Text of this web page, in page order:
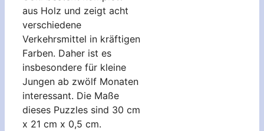
aus Holz und zeigt acht
verschiedene
Verkehrsmittel in kräftigen
Farben. Daher ist es
insbesondere für kleine
Jungen ab zwölf Monaten
interessant. Die Maße
dieses Puzzles sind 30 cm
x 21 cm x 0,5 cm.